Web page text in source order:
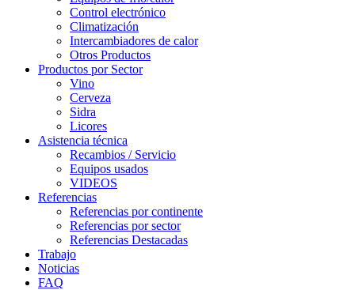
Control electrónico
Climatización
Intercambiadores de calor
Otros Productos
Productos por Sector
Vino
Cerveza
Sidra
Licores
Asistencia técnica
Recambios / Servicio
Equipos usados
VIDEOS
Referencias
Referencias por continente
Referencias por sector
Referencias Destacadas
Trabajo
Noticias
FAQ